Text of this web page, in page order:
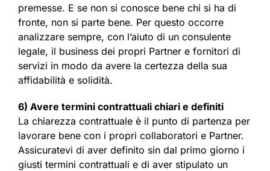
premesse. E se non si conosce bene chi si ha di
fronte, non si parte bene. Per questo occorre
analizzare sempre, con l’aiuto di un consulente
legale, il business dei propri Partner e fornitori di
servizi in modo da avere la certezza della sua
affidabilità e solidità.
6) Avere termini contrattuali chiari e definiti
La chiarezza contrattuale è il punto di partenza per
lavorare bene con i propri collaboratori e Partner.
Assicuratevi di aver definito sin dal primo giorno i
giusti termini contrattuali e di aver stipulato un